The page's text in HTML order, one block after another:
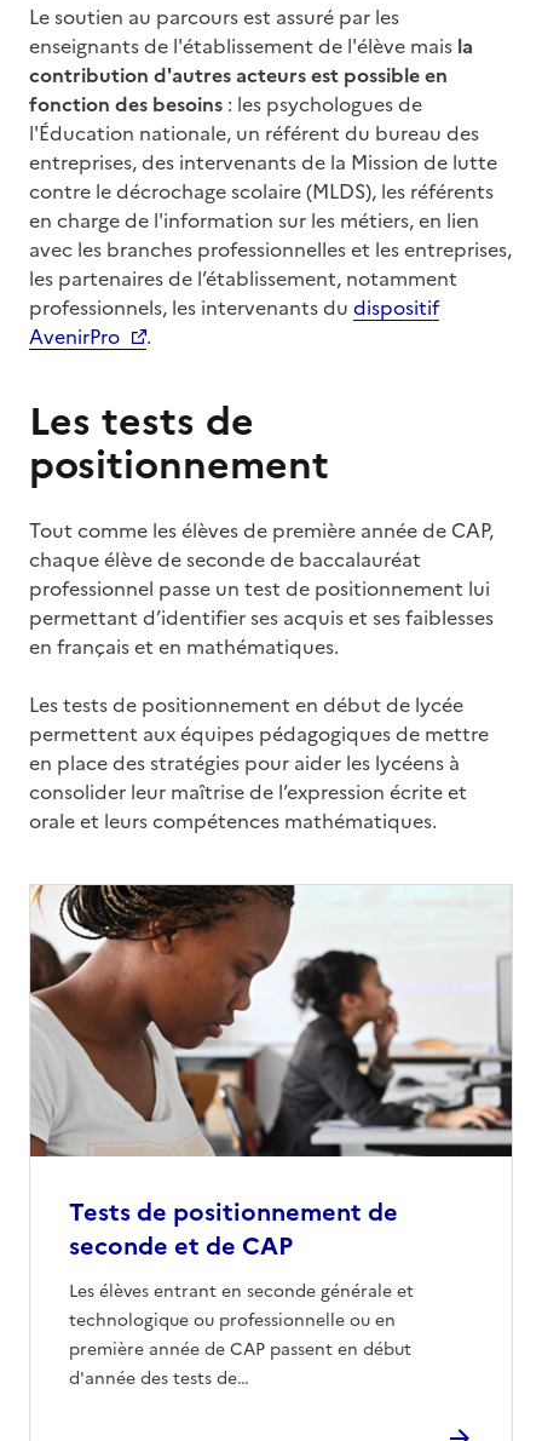
Le soutien au parcours est assuré par les
enseignants de l'établissement de l'élève mais la
contribution d'autres acteurs est possible en
fonction des besoins : les psychologues de
l'Éducation nationale, un référent du bureau des
entreprises, des intervenants de la Mission de lutte
contre le décrochage scolaire (MLDS), les référents
en charge de l'information sur les métiers, en lien
avec les branches professionnelles et les entreprises,
les partenaires de l’établissement, notamment
professionnels, les intervenants du dispositif
AvenirPro
.
Les tests de
positionnement
Tout comme les élèves de première année de CAP,
chaque élève de seconde de baccalauréat
professionnel passe un test de positionnement lui
permettant d’identifier ses acquis et ses faiblesses
en français et en mathématiques.
Les tests de positionnement en début de lycée
permettent aux équipes pédagogiques de mettre
en place des stratégies pour aider les lycéens à
consolider leur maîtrise de l’expression écrite et
orale et leurs compétences mathématiques.
Tests de positionnement de
seconde et de CAP
Les élèves entrant en seconde générale et
technologique ou professionnelle ou en
première année de CAP passent en début
d'année des tests de…